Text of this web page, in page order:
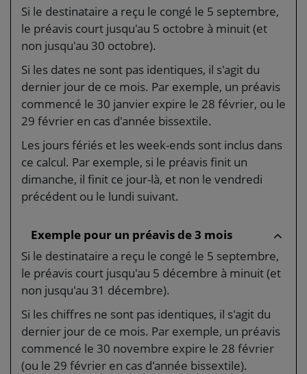
Si le destinataire a reçu le congé le 5 septembre,
le préavis court jusqu'au 5 octobre à minuit (et
non jusqu'au 30 octobre).
Si les dates ne sont pas identiques, il s'agit du
dernier jour de ce mois. Par exemple, un préavis
commencé le 30 janvier expire le 28 février, ou le
29 février en cas d'année bissextile.
Les jours fériés et les week-ends sont inclus dans
ce calcul. Par exemple, si le préavis finit un
dimanche, il finit ce jour-là, et non le vendredi
précédent ou le lundi suivant.
Exemple pour un préavis de 3 mois
Si le destinataire a reçu le congé le 5 septembre,
le préavis court jusqu'au 5 décembre à minuit (et
non jusqu'au 31 décembre).
Si les chiffres ne sont pas identiques, il s'agit du
dernier jour de ce mois. Par exemple, un préavis
commencé le 30 novembre expire le 28 février
(ou le 29 février en cas d'année bissextile).